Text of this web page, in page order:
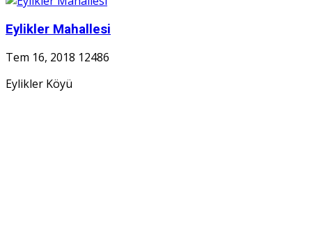
Eylikler Mahallesi
Tem 16, 2018 12486
Eylikler Köyü